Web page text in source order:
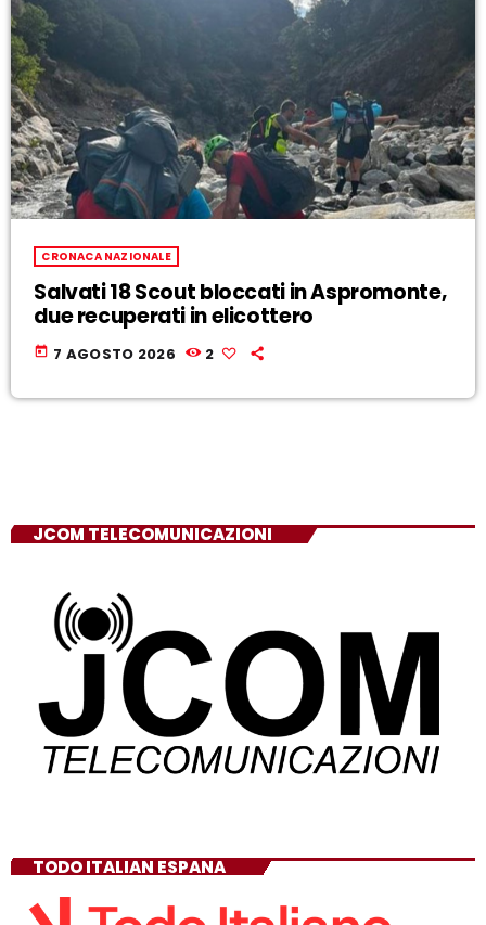
CRONACA NAZIONALE
Salvati 18 Scout bloccati in Aspromonte,
due recuperati in elicottero
today 7 AGOSTO 2026 2
JCOM TELECOMUNICAZIONI
TODO ITALIAN ESPANA